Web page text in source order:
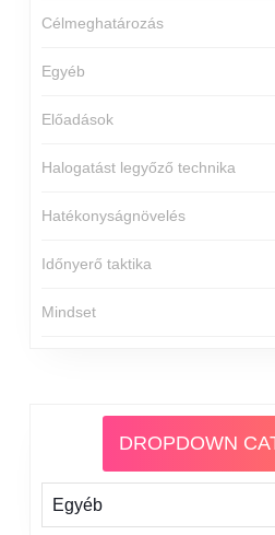
Célmeghatározás
Egyéb
Előadások
Halogatást legyőző technika
Hatékonyságnövelés
Időnyerő taktika
Mindset
DROPDOWN